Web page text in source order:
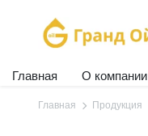
Главная О компании
Главная Продукция